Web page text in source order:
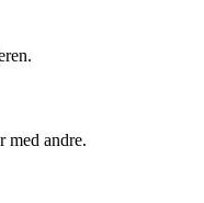
med andre.